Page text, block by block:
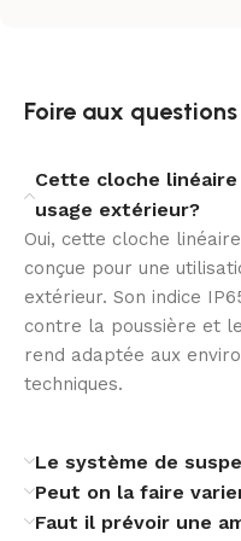
résistance dans les
mécaniques.
Une gestion DALI
La variation DALI,
l’adaptation de
présence du système
simplifie l’évolution de
Un choix durable
Équipée d’une source
Foire aux questions
Cette cloche
usage extérieur?
Oui, cette cloche
conçue pour une
extérieur. Son indice
contre la poussière et
rend adaptée aux
techniques.
Le système de
Peut on la faire
Faut il prévoir une